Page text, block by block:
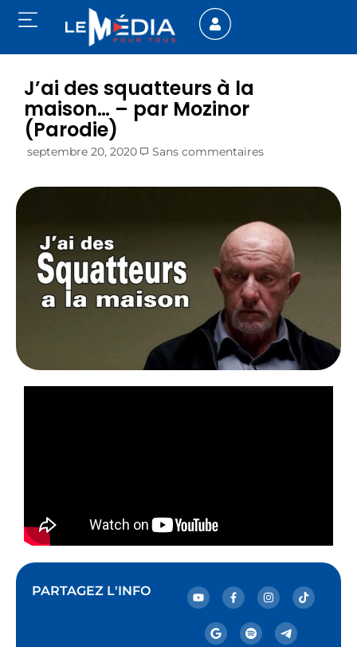
J’ai des squatteurs à la
maison… – par Mozinor
(Parodie)
septembre 20, 2020 Sans commentaires
PARTAGEZ L'INFO